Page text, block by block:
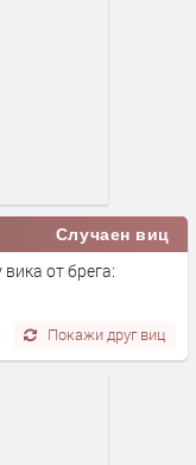
Случаен виц
от брега:
Покажи друг виц